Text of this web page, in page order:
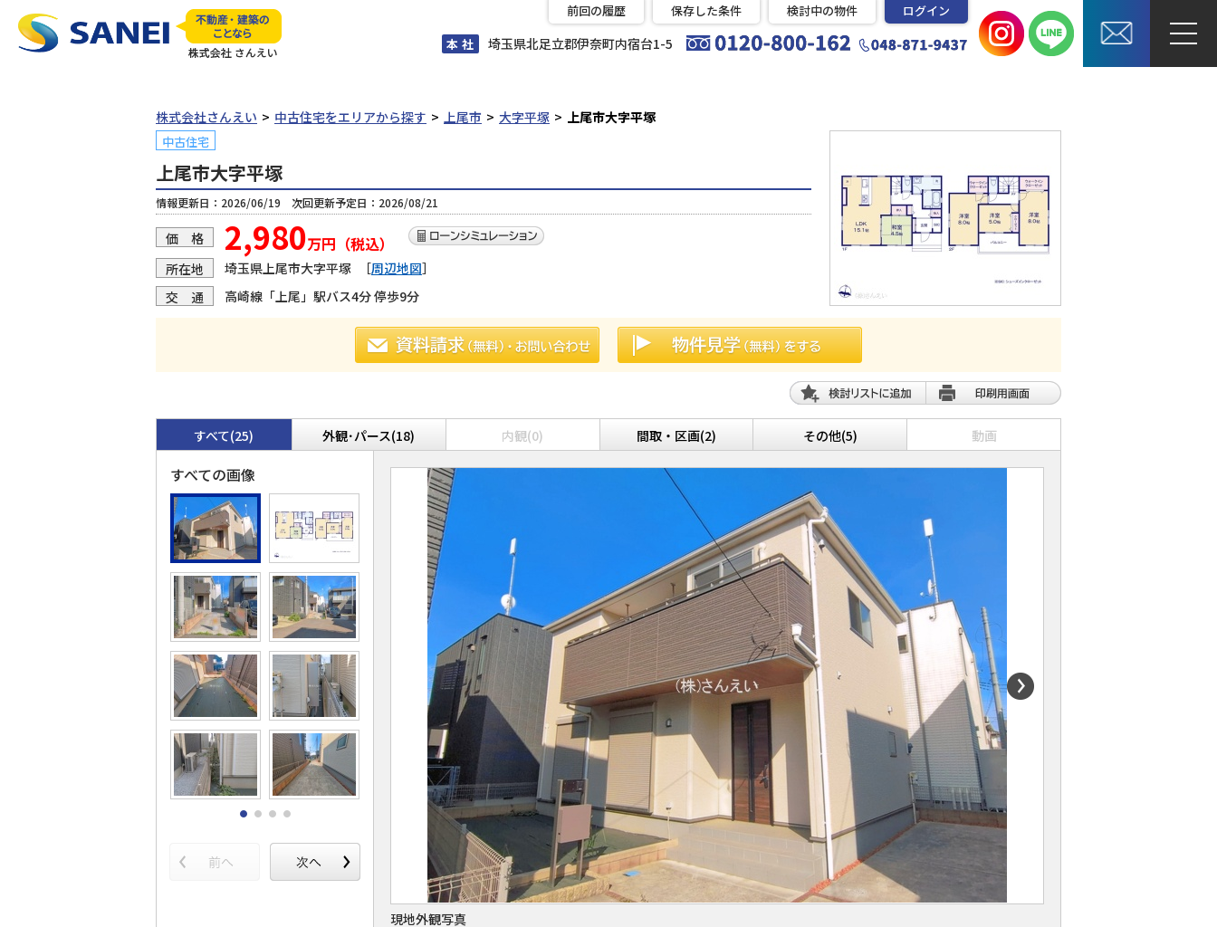
本 社 埼玉県北足立郡伊奈町内宿台1-5
前回の履歴 保存した条件 検討中の物件 ログイン
株式会社さんえい 中古住宅をエリアから探す 上尾市 大字平塚 上尾市大字平塚
中古住宅
上尾市大字平塚
情報更新日：2026/06/19 次回更新予定日：2026/08/21
価 格 2,980万円（税込）
所在地 埼玉県上尾市大字平塚 ［周辺地図］
交 通
高崎線「上尾」駅バス4分 停歩9分
すべて(25) 外観･パース(18) 内観(0) 間取・区画(2) その他(5) 動画
すべての画像
現地外観写真